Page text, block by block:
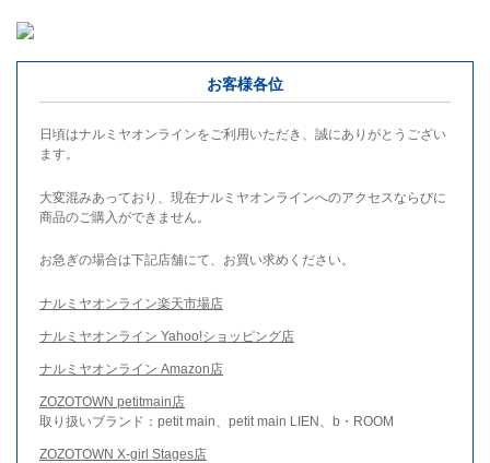
お客様各位
日頃はナルミヤオンラインをご利用いただき、誠にありがとうござい
ます。
大変混みあっており、現在ナルミヤオンラインへのアクセスならびに
商品のご購入ができません。
お急ぎの場合は下記店舗にて、お買い求めください。
ナルミヤオンライン楽天市場店
ナルミヤオンライン Yahoo!ショッピング店
ナルミヤオンライン Amazon店
ZOZOTOWN petitmain店
取り扱いブランド：petit main、petit main LIEN、b・ROOM
ZOZOTOWN X-girl Stages店